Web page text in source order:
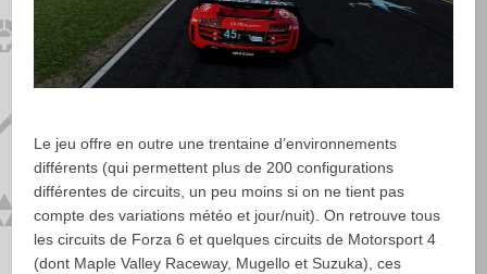
Le jeu offre en outre une trentaine d’environnements
différents (qui permettent plus de 200 configurations
différentes de circuits, un peu moins si on ne tient pas
compte des variations météo et jour/nuit). On retrouve tous
les circuits de Forza 6 et quelques circuits de Motorsport 4
(dont Maple Valley Raceway, Mugello et Suzuka), ces